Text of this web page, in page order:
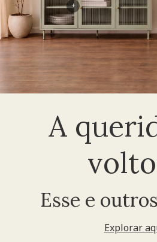
A
Esse e
Explorar
+